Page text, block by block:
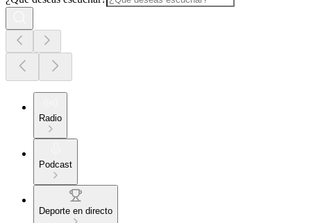
Radio
Podcast
Deporte en directo